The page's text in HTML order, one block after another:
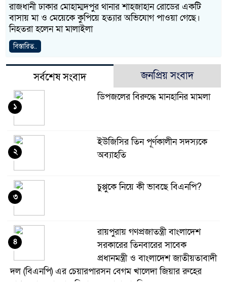
রাজধানী ঢাকার মোহাম্মদপুর থানার শাহজাহান রোডের একটি
বাসায় মা ও মেয়েকে কুপিয়ে হত্যার অভিযোগ পাওয়া গেছে।
নিহতরা হলেন মা মালাইলা
বিস্তারিত..
সর্বশেষ সংবাদ জনপ্রিয় সংবাদ
ডিপজলের বিরুদ্ধে মানহানির মামলা
১
ইউজিসির তিন পূর্ণকালীন সদস্যকে
অব্যাহতি
২
চুপ্পুকে নিয়ে কী ভাবছে বিএনপি?
৩
রায়পুরায় গণপ্রজাতন্ত্রী বাংলাদেশ
সরকারের তিনবারের সাবেক
প্রধানমন্ত্রী ও বাংলাদেশ জাতীয়তাবাদী
দল (বিএনপি) এর চেয়ারপারসন বেগম খালেদা জিয়ার রুহের
মাগফেরাত কামনায় মিলাদ ও দোয়া মাহফিল
৪